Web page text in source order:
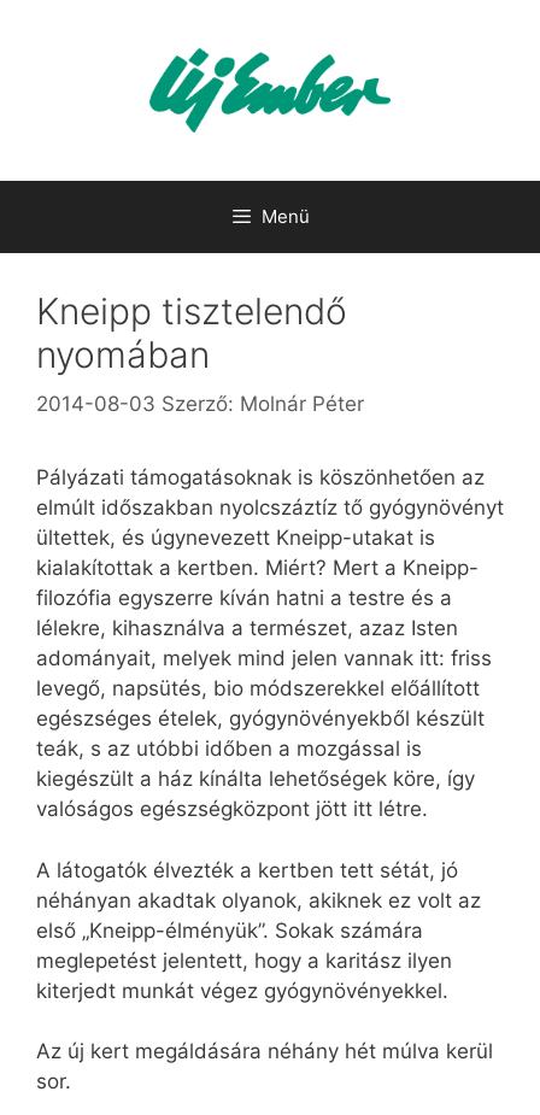
Menü
Kneipp tisztelendő
nyomában
2014-08-03 Szerző: Molnár Péter
Pályázati támogatásoknak is köszönhetően az
elmúlt időszakban nyolcszáztíz tő gyógynövényt
ültettek, és úgynevezett Kneipp-utakat is
kialakítottak a kertben. Miért? Mert a Kneipp-
filozófia egyszerre kíván hatni a testre és a
lélekre, kihasználva a természet, azaz Isten
adományait, melyek mind jelen vannak itt: friss
levegő, napsütés, bio módszerekkel előállított
egészséges ételek, gyógynövényekből készült
teák, s az utóbbi időben a mozgással is
kiegészült a ház kínálta lehetőségek köre, így
valóságos egészségközpont jött itt létre.
A látogatók élvezték a kertben tett sétát, jó
néhányan akadtak olyanok, akiknek ez volt az
első „Kneipp-élményük”. Sokak számára
meglepetést jelentett, hogy a karitász ilyen
kiterjedt munkát végez gyógynövényekkel.
Az új kert megáldására néhány hét múlva kerül
sor.